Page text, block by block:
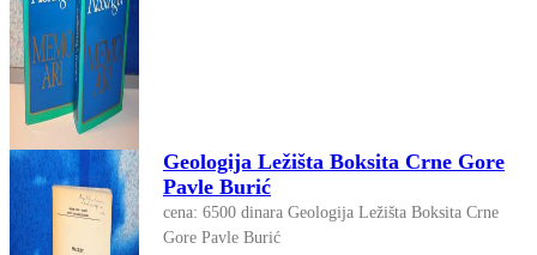
Geologija Ležišta Boksita Crne Gore
Pavle Burić
cena: 6500 dinara Geologija Ležišta Boksita Crne
Gore Pavle Burić